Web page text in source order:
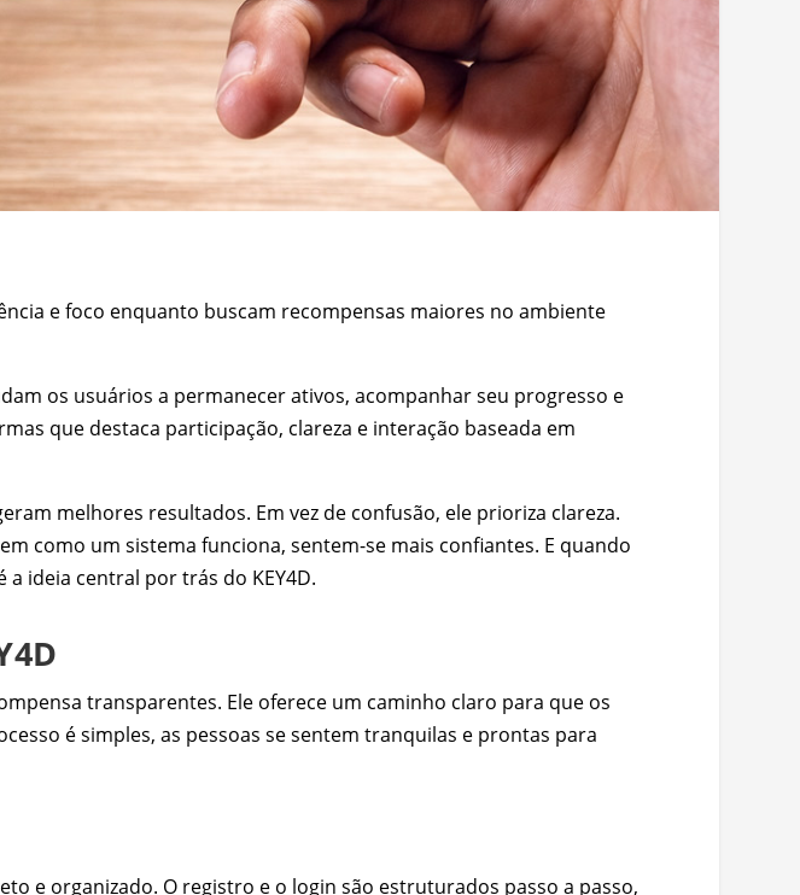
e foco enquanto buscam recompensas maiores no ambiente
os usuários a permanecer ativos, acompanhar seu progresso e
que destaca participação, clareza e interação baseada em
melhores resultados. Em vez de confusão, ele prioriza clareza.
como um sistema funciona, sentem-se mais confiantes. E quando
ideia central por trás do KEY4D.
transparentes. Ele oferece um caminho claro para que os
é simples, as pessoas se sentem tranquilas e prontas para
e organizado. O registro e o login são estruturados passo a passo,